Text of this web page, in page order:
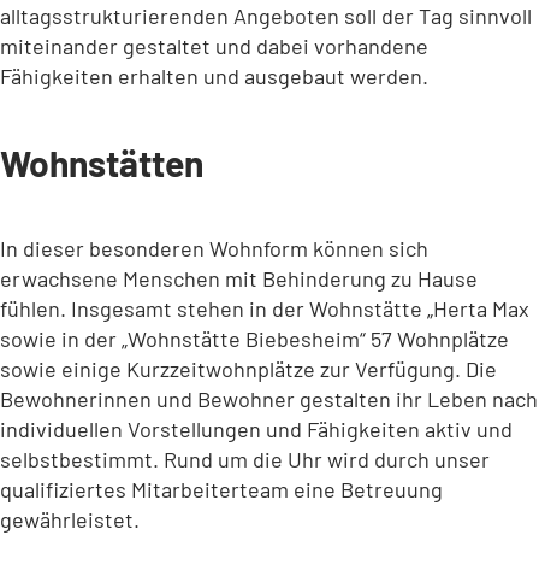
alltagsstrukturierenden Angeboten soll der Tag sinnvoll
miteinander gestaltet und dabei vorhandene
Fähigkeiten erhalten und ausgebaut werden.
Wohnstätten
In dieser besonderen Wohnform können sich
erwachsene Menschen mit Behinderung zu Hause
fühlen. Insgesamt stehen in der Wohnstätte „Herta Max
sowie in der „Wohnstätte Biebesheim“ 57 Wohnplätze
sowie einige Kurzzeitwohnplätze zur Verfügung. Die
Bewohnerinnen und Bewohner gestalten ihr Leben nach
individuellen Vorstellungen und Fähigkeiten aktiv und
selbstbestimmt. Rund um die Uhr wird durch unser
qualifiziertes Mitarbeiterteam eine Betreuung
gewährleistet.